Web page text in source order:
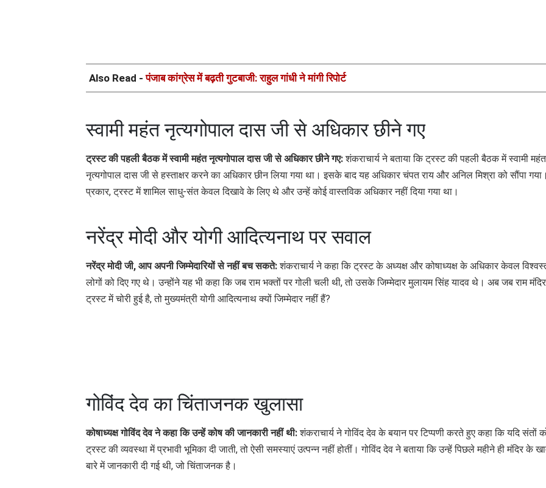
Also Read -पंजाब कांग्रेस में बढ़ती गुटबाजी: राहुल गांधी ने मांगी रिपोर्ट
स्वामी महंत नृत्यगोपाल दास जी से अधिकार छीने गए
ट्रस्ट की पहली बैठक में स्वामी महंत नृत्यगोपाल दास जी से अधिकार छीने गए:शंकराचार्य ने बताया कि ट्रस्ट की पहली बैठक में स्वामी महंत
नृत्यगोपाल दास जी से हस्ताक्षर करने का अधिकार छीन लिया गया था। इसके बाद यह अधिकार चंपत राय और अनिल मिश्रा को सौंपा
प्रकार, ट्रस्ट में शामिल साधु-संत केवल दिखावे के लिए थे और उन्हें कोई वास्तविक अधिकार नहीं दिया गया था।
नरेंद्र मोदी और योगी आदित्यनाथ पर सवाल
नरेंद्र मोदी जी, आप अपनी जिम्मेदारियों से नहीं बच सकते:शंकराचार्य ने कहा कि ट्रस्ट के अध्यक्ष और कोषाध्यक्ष के अधिकार केवल
लोगों को दिए गए थे। उन्होंने यह भी कहा कि जब राम भक्तों पर गोली चली थी, तो उसके जिम्मेदार मुलायम सिंह यादव थे। अब जब राम मंदिर
ट्रस्ट में चोरी हुई है, तो मुख्यमंत्री योगी आदित्यनाथ क्यों जिम्मेदार नहीं हैं?
गोविंद देव का चिंताजनक खुलासा
कोषाध्यक्ष गोविंद देव ने कहा कि उन्हें कोष की जानकारी नहीं थी:शंकराचार्य ने गोविंद देव के बयान पर टिप्पणी करते हुए कहा कि यदि संतों
ट्रस्ट की व्यवस्था में प्रभावी भूमिका दी जाती, तो ऐसी समस्याएं उत्पन्न नहीं होतीं। गोविंद देव ने बताया कि उन्हें पिछले महीने ही मंदिर के
बारे में जानकारी दी गई थी, जो चिंताजनक है।